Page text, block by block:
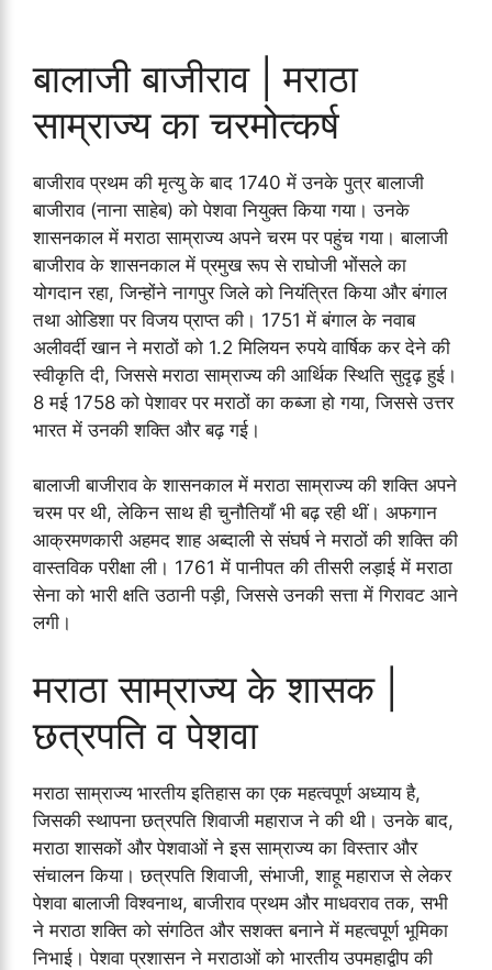
बालाजी बाजीराव | मराठा
साम्राज्य का चरमोत्कर्ष
बाजीराव प्रथम की मृत्यु के बाद 1740 में उनके पुत्र बालाजी
बाजीराव (नाना साहेब) को पेशवा नियुक्त किया गया। उनके
शासनकाल में मराठा साम्राज्य अपने चरम पर पहुंच गया। बालाजी
बाजीराव के शासनकाल में प्रमुख रूप से राघोजी भोंसले का
योगदान रहा, जिन्होंने नागपुर जिले को नियंत्रित किया और बंगाल
तथा ओडिशा पर विजय प्राप्त की। 1751 में बंगाल के नवाब
अलीवर्दी खान ने मराठों को 1.2 मिलियन रुपये वार्षिक कर देने की
स्वीकृति दी, जिससे मराठा साम्राज्य की आर्थिक स्थिति सुदृढ़ हुई।
8 मई 1758 को पेशावर पर मराठों का कब्जा हो गया, जिससे उत्तर
भारत में उनकी शक्ति और बढ़ गई।
बालाजी बाजीराव के शासनकाल में मराठा साम्राज्य की शक्ति अपने
चरम पर थी, लेकिन साथ ही चुनौतियाँ भी बढ़ रही थीं। अफगान
आक्रमणकारी अहमद शाह अब्दाली से संघर्ष ने मराठों की शक्ति की
वास्तविक परीक्षा ली। 1761 में पानीपत की तीसरी लड़ाई में मराठा
सेना को भारी क्षति उठानी पड़ी, जिससे उनकी सत्ता में गिरावट आने
लगी।
मराठा साम्राज्य के शासक |
छत्रपति व पेशवा
मराठा साम्राज्य भारतीय इतिहास का एक महत्वपूर्ण अध्याय है,
जिसकी स्थापना छत्रपति शिवाजी महाराज ने की थी। उनके बाद,
मराठा शासकों और पेशवाओं ने इस साम्राज्य का विस्तार और
संचालन किया। छत्रपति शिवाजी, संभाजी, शाहू महाराज से लेकर
पेशवा बालाजी विश्वनाथ, बाजीराव प्रथम और माधवराव तक, सभी
ने मराठा शक्ति को संगठित और सशक्त बनाने में महत्वपूर्ण भूमिका
निभाई। पेशवा प्रशासन ने मराठाओं को भारतीय उपमहाद्वीप की